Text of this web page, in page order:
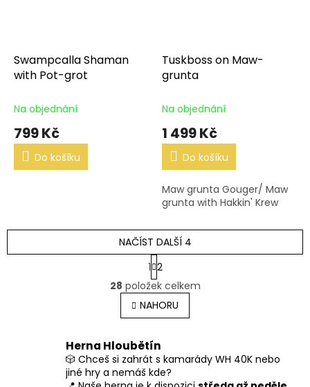
Swampcalla Shaman
with Pot-grot
Na objednání
799 Kč
Do košíku
Tuskboss on Maw-
grunta
Na objednání
1 499 Kč
Do košíku
Maw grunta Gouger/ Maw
grunta with Hakkin' Krew
O
v
l
á
a
c
í
NAČÍST DALŠÍ 4
S
t
r
á
n
k
v
á
n
í
1 2
28 položek celkem
NAHORU
Herna Hloubětín
🎲 Chceš si zahrát s kamarády WH 40K nebo
jiné hry a nemáš kde?